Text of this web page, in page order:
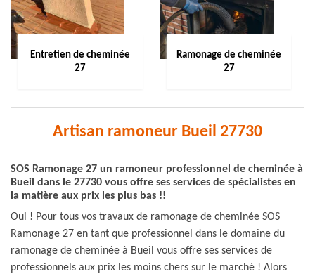
Entretien de cheminée
27
Ramonage de cheminée
27
Artisan ramoneur Bueil 27730
SOS Ramonage 27 un ramoneur professionnel de cheminée à
Bueil dans le 27730 vous offre ses services de spécialistes en
la matière aux prix les plus bas !!
Oui ! Pour tous vos travaux de ramonage de cheminée SOS
Ramonage 27 en tant que professionnel dans le domaine du
ramonage de cheminée à Bueil vous offre ses services de
professionnels aux prix les moins chers sur le marché ! Alors